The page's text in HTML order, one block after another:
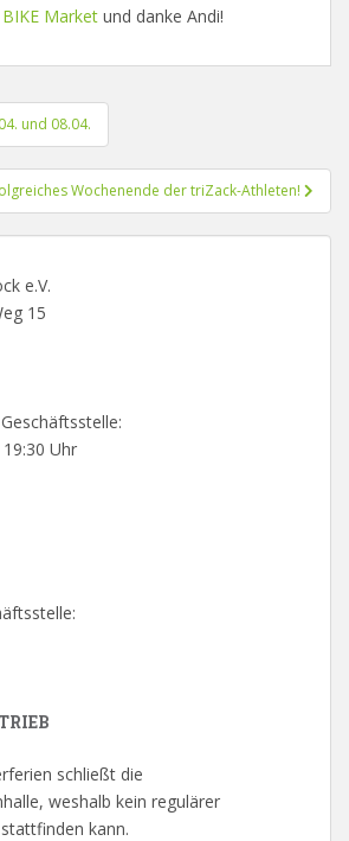
BIKE Market und danke Andi!
und 08.04.
Wochenende der triZack-Athleten!
e.V.
15
Uhr
schließt die
weshalb kein regulärer
kann.